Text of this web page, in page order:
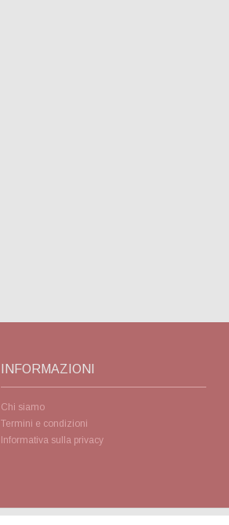
INFORMAZIONI
Chi siamo
Termini e condizioni
Informativa sulla privacy